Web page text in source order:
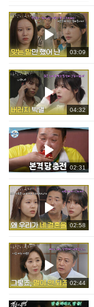
03:09
04:32
02:31
02:58
02:44